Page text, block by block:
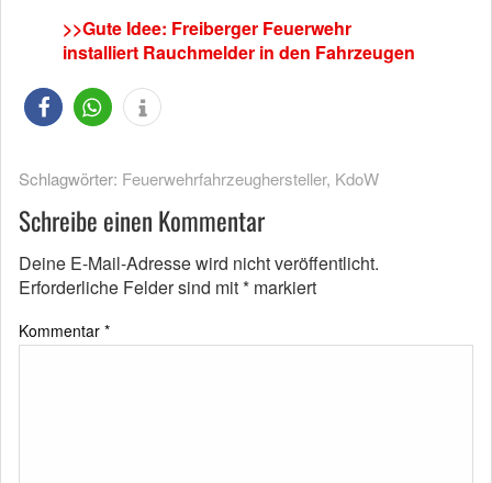
>>Gute Idee: Freiberger Feuerwehr
installiert Rauchmelder in den Fahrzeugen
Schlagwörter: Feuerwehrfahrzeughersteller, KdoW
Schreibe einen Kommentar
Deine E-Mail-Adresse wird nicht veröffentlicht.
Erforderliche Felder sind mit* markiert
Kommentar *